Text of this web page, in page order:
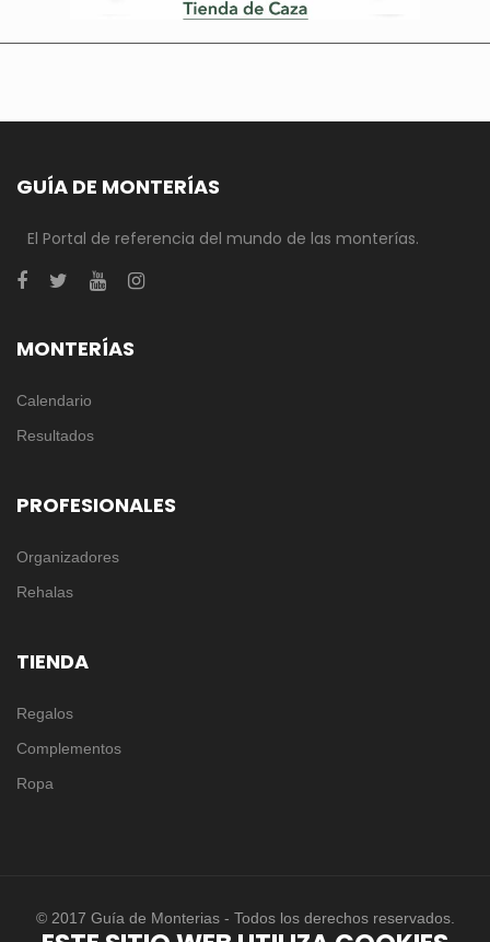
GUÍA DE MONTERÍAS
El Portal de referencia del mundo de las monterías.
MONTERÍAS
Calendario
Resultados
PROFESIONALES
Organizadores
Rehalas
TIENDA
Regalos
Complementos
Ropa
© 2017 Guía de Monterias - Todos los derechos reservados.